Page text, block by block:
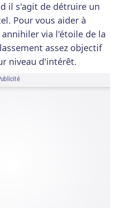
il s'agit de détruire un
Pour vous aider à
via l'étoile de la
assez objectif
niveau d'intérêt.